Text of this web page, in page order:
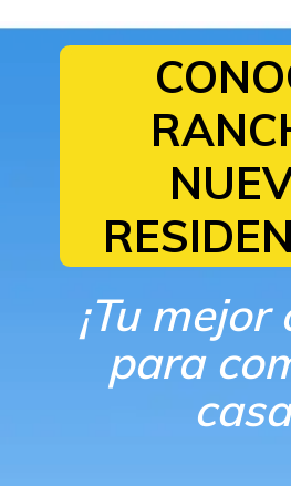
¡Tu mejor
para